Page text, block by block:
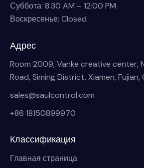
Суббота: 8:30 AM – 12:00 PM
Воскресенье: Closed
Адрес
Room 2009, Vanke creative center,
Road, Siming District, Xiamen, Fujian,
sales@saulcontrol.com
+86 18150899970
Классификация
Главная страница